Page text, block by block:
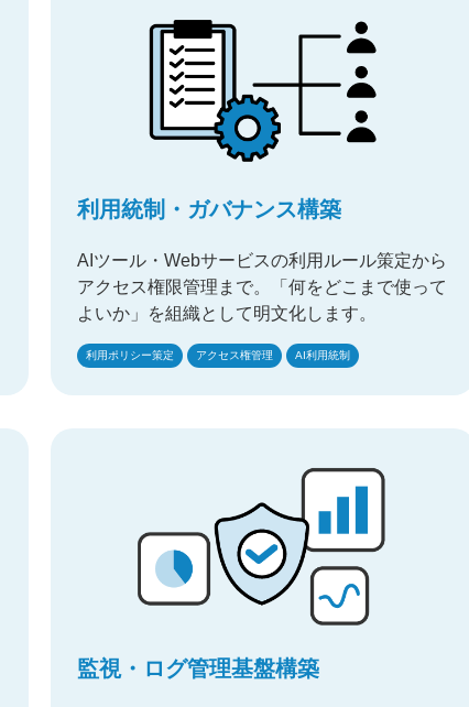
利用統制・ガバナンス構築
AIツール・Webサービスの利用ルール策定から
アクセス権限管理まで。「何をどこまで使って
よいか」を組織として明文化します。
利用ポリシー策定 アクセス権管理 AI利用統制
監視・ログ管理基盤構築